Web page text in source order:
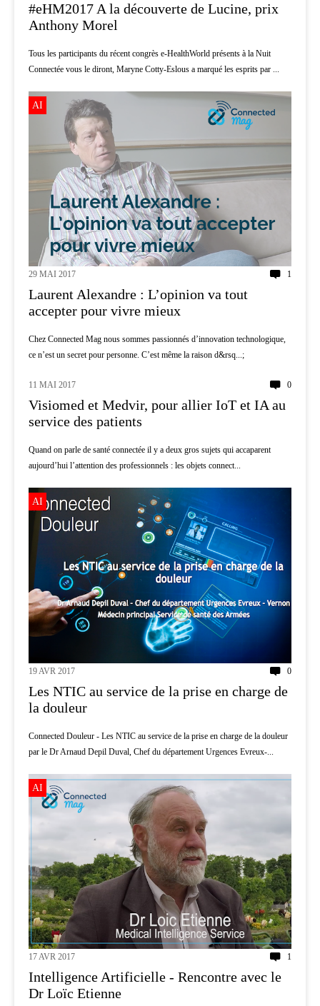
#eHM2017 A la découverte de Lucine, prix
Anthony Morel
Tous les participants du récent congrès e-HealthWorld présents à la Nuit
Connectée vous le diront, Maryne Cotty-Eslous a marqué les esprits par ...
AI
29 MAI 2017 1
Laurent Alexandre : L’opinion va tout
accepter pour vivre mieux
Chez Connected Mag nous sommes passionnés d’innovation technologique,
ce n’est un secret pour personne. C’est même la raison d&rsq...;
AI
11 MAI 2017 0
Visiomed et Medvir, pour allier IoT et IA au
service des patients
Quand on parle de santé connectée il y a deux gros sujets qui accaparent
aujourd’hui l’attention des professionnels : les objets connect...
AI
19 AVR 2017 0
Les NTIC au service de la prise en charge de
la douleur
Connected Douleur - Les NTIC au service de la prise en charge de la douleur
par le Dr Arnaud Depil Duval, Chef du département Urgences Evreux-...
AI
17 AVR 2017 1
Intelligence Artificielle - Rencontre avec le
Dr Loïc Etienne